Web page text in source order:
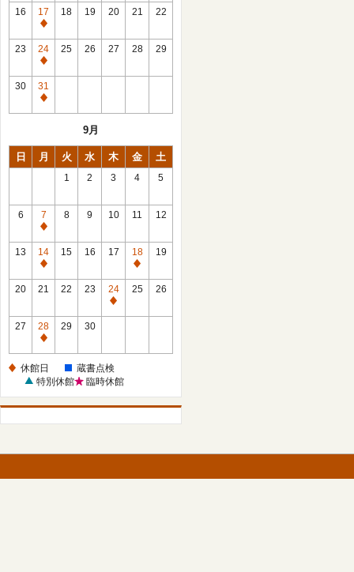
館
日
16
17
休
館
日
18 19 20 21 22
23
24
休
館
日
25 26 27 28 29
30
31
休
9月
日 月 火 水 木 金 土
1 2 3 4 5
6
7
休
館
日
8 9 10 11 12
13
14
休
館
15 16 17
18
休
館
19
20 21 22 23
24
休
25 26
27
28
休
日
29 30
休館日
蔵書点検
特別休館
臨時休館